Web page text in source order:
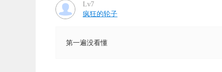
Lv7
疯狂的轮子
第一遍没看懂